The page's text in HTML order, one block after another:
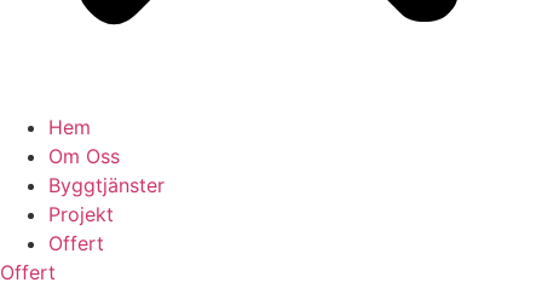
Hem
Om Oss
Byggtjänster
Projekt
Offert
Offert